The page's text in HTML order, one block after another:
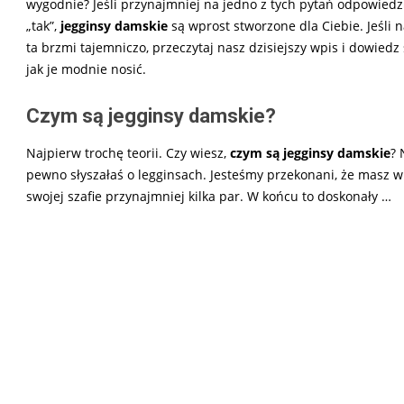
wygodnie? Jeśli przynajmniej na jedno z tych pytań
„tak”, jegginsy damskie są wprost stworzone dla Ciebie. Jeśli
ta brzmi tajemniczo, przeczytaj nasz dzisiejszy wpis i dowiedz
jak je modnie nosić.
Czym są jegginsy damskie?
Najpierw trochę teorii. Czy wiesz, czym są jegginsy damskie?
pewno słyszałaś o legginsach. Jesteśmy przekonani, że masz w
swojej szafie przynajmniej kilka par. W końcu to doskonały …